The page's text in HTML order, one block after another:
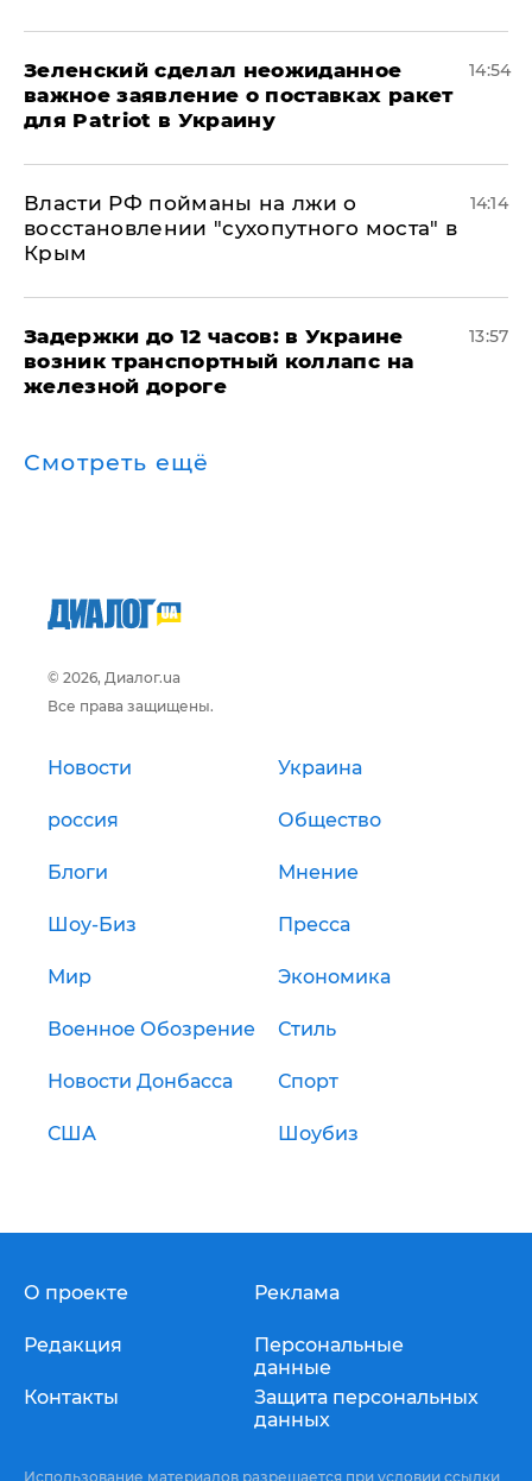
Зеленский сделал неожиданное
важное заявление о поставках ракет
для Patriot в Украину
14:54
Власти РФ пойманы на лжи о
восстановлении "сухопутного моста" в
Крым
14:14
Задержки до 12 часов: в Украине
возник транспортный коллапс на
железной дороге
13:57
Смотреть ещё
© 2026, Диалог.ua
Все права защищены.
Новости Украина
россия Общество
Блоги Мнение
Шоу-Биз Пресса
Мир Экономика
Военное Обозрение Стиль
Новости Донбасса Спорт
США Шоубиз
О проекте
Редакция
Контакты
Реклама
Персональные
данные
Защита персональных
данных
Использование материалов разрешается при условии ссылки